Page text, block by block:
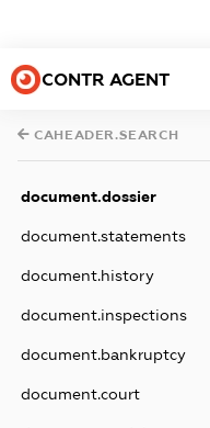
CONTR AGENT
CAHEADER.SEARCH
document.dossier
document.statements
document.history
document.inspections
document.bankruptcy
document.court